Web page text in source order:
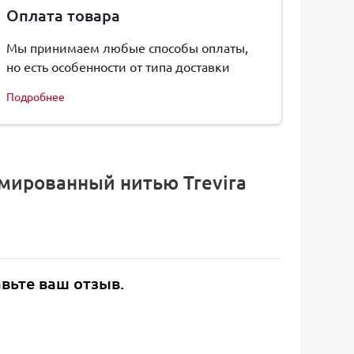
Оплата товара
Мы принимаем любые способы оплаты,
но есть особенности от типа доставки
Подробнее
нитью Trevira
ваш отзыв.